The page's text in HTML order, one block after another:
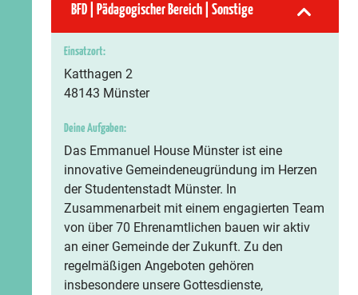
BFD | Pädagogischer Bereich | Sonstige
Einsatzort:
Katthagen 2
48143 Münster
Deine Aufgaben:
Das Emmanuel House Münster ist eine
innovative Gemeindeneugründung im Herzen
der Studentenstadt Münster. In
Zusammenarbeit mit einem engagierten Team
von über 70 Ehrenamtlichen bauen wir aktiv
an einer Gemeinde der Zukunft. Zu den
regelmäßigen Angeboten gehören
insbesondere unsere Gottesdienste,